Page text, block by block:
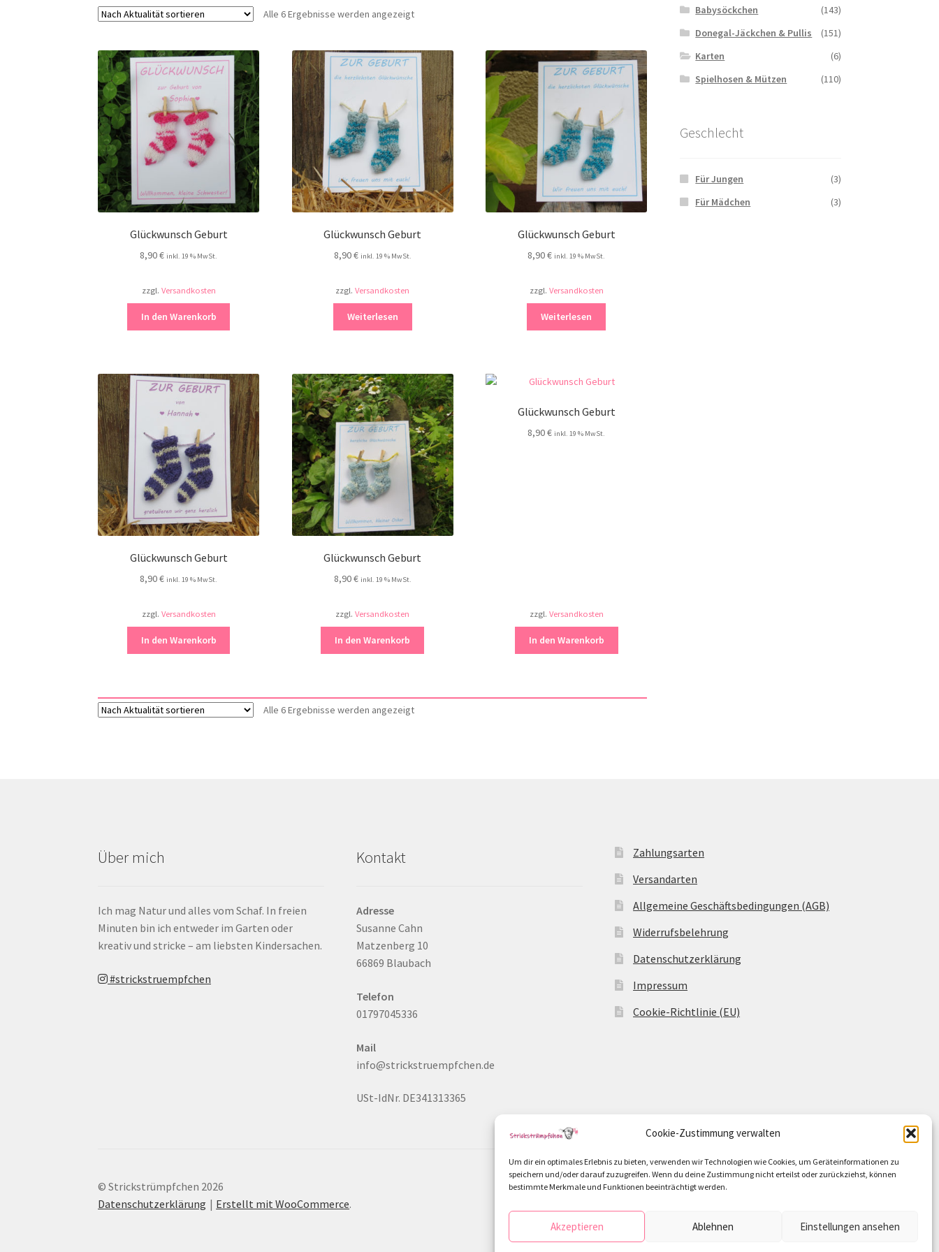
Cookie-Zustimmung verwalten
Um dir ein optimales Erlebnis zu bieten, verwenden wir Technologien wie Cookies, um Geräteinformationen zu
speichern und/oder darauf zuzugreifen. Wenn du deine Zustimmung nicht erteilst oder zurückziehst, können
bestimmte Merkmale und Funktionen beeinträchtigt werden.
Akzeptieren Ablehnen Einstellungen ansehen
Alle 6 Ergebnisse werden angezeigtNach
Glückwunsch Geburt
8,90€ inkl. 19 % MwSt.
zzgl. Versandkosten
In den Warenkorb
Glückwunsch Geburt
8,90€ inkl. 19 % MwSt.
zzgl.Versandkosten
Weiterlesen
Glückwunsch Geburt
8,90€ inkl. 19 % MwSt.
zzgl. Versandkosten
Weiterlesen
Glückwunsch Geburt
8,90€ inkl. 19 % MwSt.
zzgl. Versandkosten
In den Warenkorb
Glückwunsch Geburt
8,90€ inkl. 19 % MwSt.
zzgl.Versandkosten
In den Warenkorb
Glückwunsch Geburt
8,90€ inkl. 19 % MwSt.
zzgl. Versandkosten
In den Warenkorb
Alle 6 Ergebnisse werden angezeigtNach
Babysöckchen
(143)
Donegal-Jäckchen & Pullis
(151)
Karten
(6)
Spielhosen & Mützen
(110)
Geschlecht
Für Jungen
(3)
Für Mädchen
(3)
Über mich
Ich mag Natur und alles vom Schaf. In freien
Minuten bin ich entweder im Garten oder
kreativ und stricke – am liebsten Kindersachen.
#strickstruempfchen
Kontakt
Adresse
Susanne Cahn
Matzenberg 10
66869 Blaubach
Telefon
01797045336
Mail
info@strickstruempfchen.de
USt-IdNr. DE341313365
Zahlungsarten
Versandarten
Allgemeine Geschäftsbedingungen (AGB)
Widerrufsbelehrung
Datenschutzerklärung
Impressum
Cookie-Richtlinie (EU)
© Strickstrümpfchen 2026
Datenschutzerklärung
Erstellt mit WooCommerce.